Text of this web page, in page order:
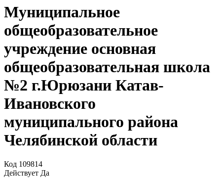
Муниципальное
общеобразовательное
учреждение основная
общеобразовательная школа
№2 г.Юрюзани Катав-
Ивановского
муниципального района
Челябинской области
Код 109814
Действует Да